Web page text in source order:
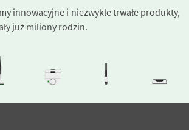
innowacyjne i niezwykle trwałe produkty,
już miliony rodzin.